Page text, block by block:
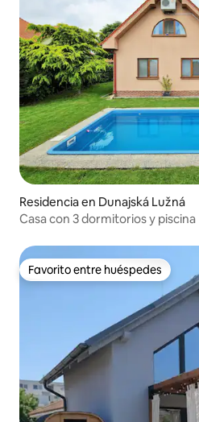
Residencia en Dunajská Lužná
Casa con 3 dormitorios y piscina
Favorito entre huéspedes
Favorito entre huéspedes